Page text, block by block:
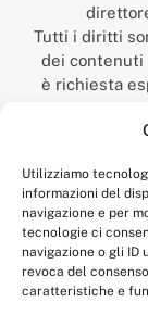
Utilizziamo
informazioni del
navigazione e per
tecnologie ci
navigazione o gli ID
revoca del
caratteristiche e
Tutti i diritti
dei contenuti
è richiesta
“Anagnia” è
num.
Per